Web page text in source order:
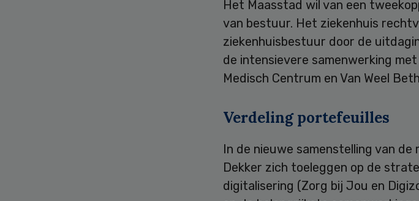
Het Maasstad wil van een
van bestuur. Het ziekenhuis
ziekenhuisbestuur door de
de intensievere samenwerking
Medisch Centrum en Van Weel
Verdeling portefeuilles
In de nieuwe samenstelling van
Dekker zich toeleggen op de
digitalisering (Zorg bij Jou en